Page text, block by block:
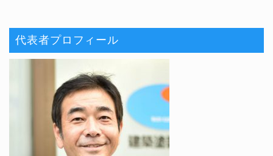
代表者プロフィール